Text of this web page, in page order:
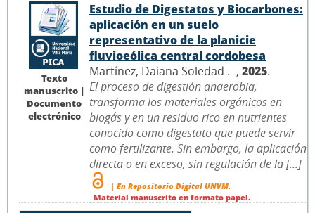
Texto
manuscrito |
Documento
electrónico
Estudio de Digestatos y Biocarbones:
aplicación en un suelo
representativo de la planicie
fluvioeólica central cordobesa
Martínez, Daiana Soledad .- , 2025.
El proceso de digestión anaerobia,
transforma los materiales orgánicos en
biogás y en un residuo rico en nutrientes
conocido como digestato que puede servir
como fertilizante. Sin embargo, la aplicación
directa o en exceso, sin regulación de la [...]
| En Repositorio Digital UNVM.
Material manuscrito en formato papel.